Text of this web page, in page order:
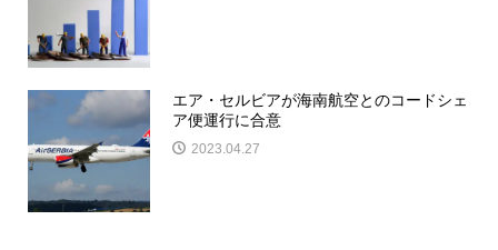
エア・セルビアが海南航空とのコードシェ
ア便運行に合意
2023.04.27